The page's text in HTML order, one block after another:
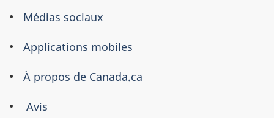
À
propos
ce
site
Médias sociaux
Applications mobiles
À propos de Canada.ca
Avis